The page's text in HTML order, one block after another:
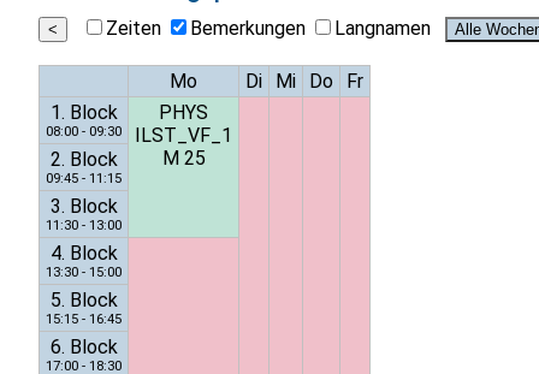
Zeiten Bemerkungen Langnamen
Mo Di Mi Do
Fr
1. Block
08:00 - 09:30
PHYS
ILST_VF_1
M 25
2. Block
09:45 - 11:15
3. Block
11:30 - 13:00
4. Block
13:30 - 15:00
5. Block
15:15 - 16:45
6. Block
17:00 - 18:30